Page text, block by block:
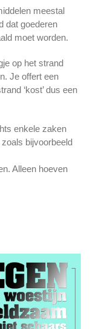
meestal
dat goederen
moet worden.
op het strand
Je offert een
‘kost’ dus een
enkele zaken
zoals bijvoorbeeld
Alleen hoeven